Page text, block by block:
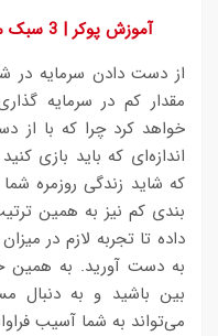
آموزش پوکر | 3 سبک مختلف یک بازیکن در بازی پوکر
از دست دادن سرمایه در
مقدار کم در سرمایه
خواهد کرد چرا که با از
اندازه‌ای که باید بازی
که شاید زندگی روزمره
بندی کم نیز به همین
داده تا تجربه لازم در
به دست آورید. به همین
بین باشید و به دنبال
می‌تواند به شما آسیب